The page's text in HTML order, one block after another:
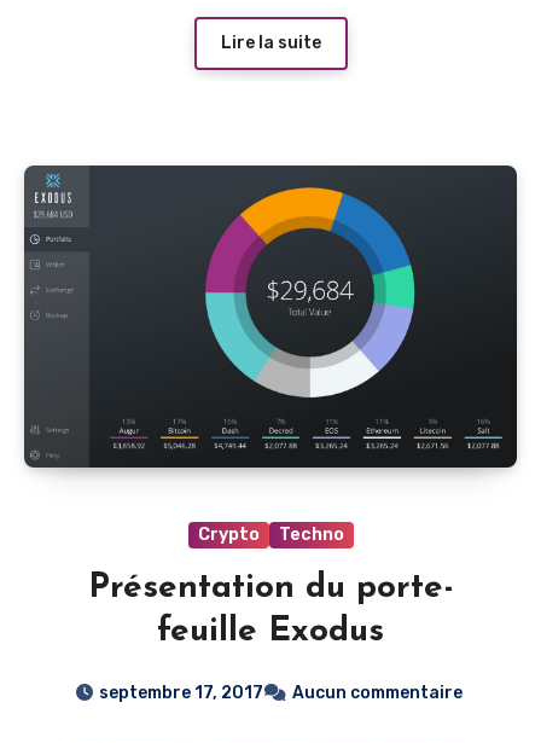
Lire la suite
Crypto Techno
Présentation du porte-
feuille Exodus
septembre 17, 2017 Aucun commentaire